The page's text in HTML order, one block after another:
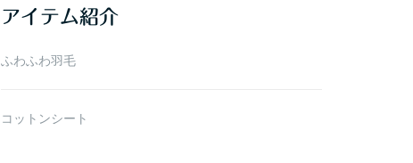
ブ
アイテム紹介
ふわふわ羽毛
コットンシート